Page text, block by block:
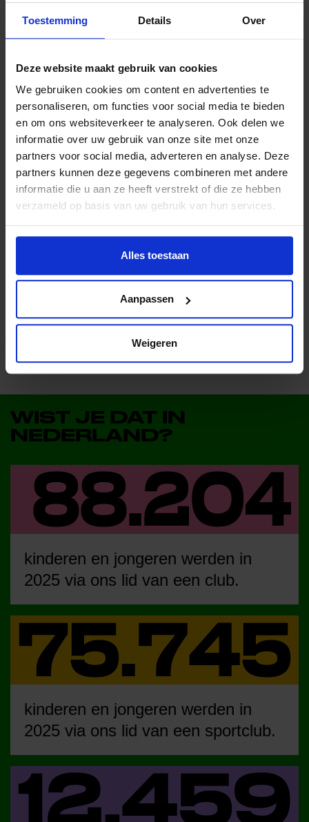
Toestemming Details Over
Deze website maakt gebruik van cookies
We gebruiken cookies om content en advertenties te
personaliseren, om functies voor social media te bieden
en om ons websiteverkeer te analyseren. Ook delen we
informatie over uw gebruik van onze site met onze
partners voor social media, adverteren en analyse. Deze
partners kunnen deze gegevens combineren met andere
informatie die u aan ze heeft verstrekt of die ze hebben
verzameld op basis van uw gebruik van hun services.
Alles toestaan
Aanpassen
Weigeren
ook de komende jaren richten op talentontwikkeling van
bij sport- en cultuurclubs: op die manier kunnen kinderen
structureel meedoen en hun talenten verder ontwikkelen.
Lees meer over de samenwerking met BNP
Paribas
Lees meer nieuws
WIST JE DAT IN
NEDERLAND?
kinderen en jongeren werden in
2025 via ons lid van een club.
kinderen en jongeren werden in
2025 via ons lid van een sportclub.